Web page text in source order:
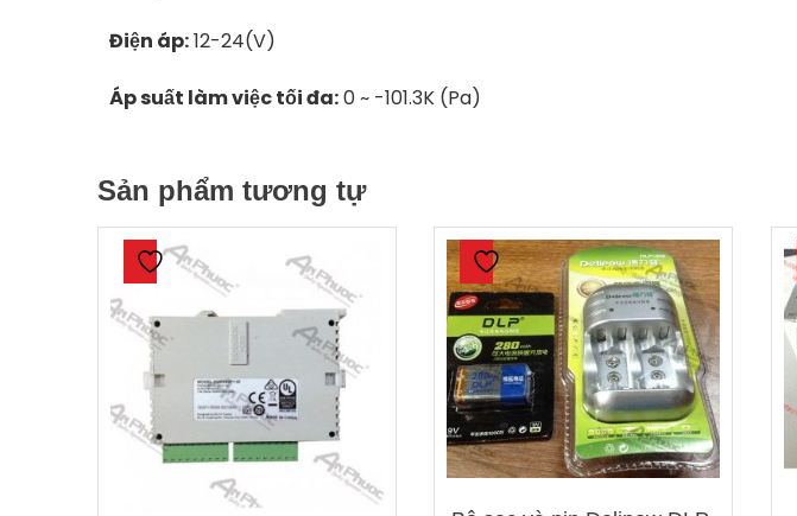
Điện áp:12-24(V)
Áp suất làm việc tối đa:0 ~ -101.3K (Pa)
Sản phẩm tương tự